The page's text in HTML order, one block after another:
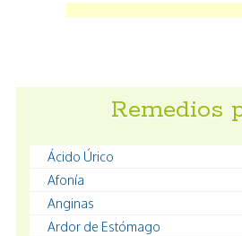
Remedios
Ácido Úrico
Afonía
Anginas
Ardor de Estómago